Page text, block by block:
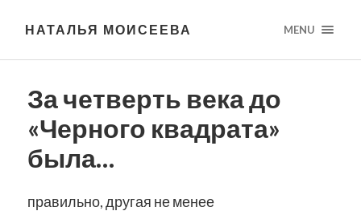
НАТАЛЬЯ МОИСЕЕВА MENU
За четверть века до
«Черного квадрата»
была…
правильно, другая не менее